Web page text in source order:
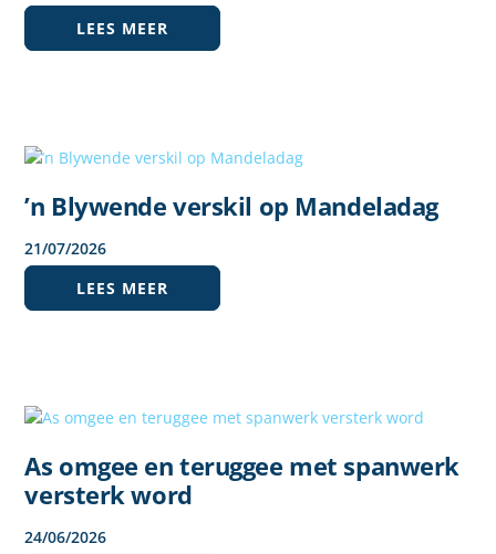
LEES MEER
’n Blywende verskil op Mandeladag
21/07/2026
LEES MEER
As omgee en teruggee met spanwerk
versterk word
24/06/2026